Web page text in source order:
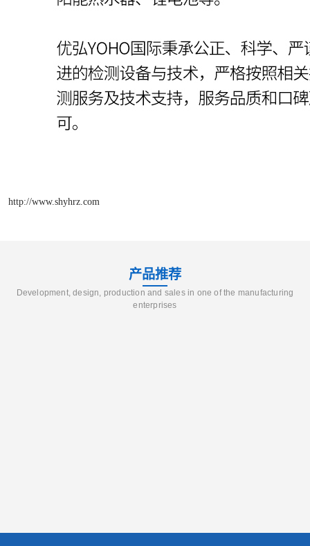
http://www.shyhrz.com
产品推荐
Development, design, production and sales in one of the manufacturing
enterprises